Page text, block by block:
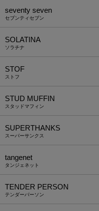
seventy seven
セブンティセブン
SOLATINA
ソラチナ
STOF
ストフ
STUD MUFFIN
スタッドマフィン
SUPERTHANKS
スーパーサンクス
tangenet
タンジェネット
TENDER PERSON
テンダーパーソン